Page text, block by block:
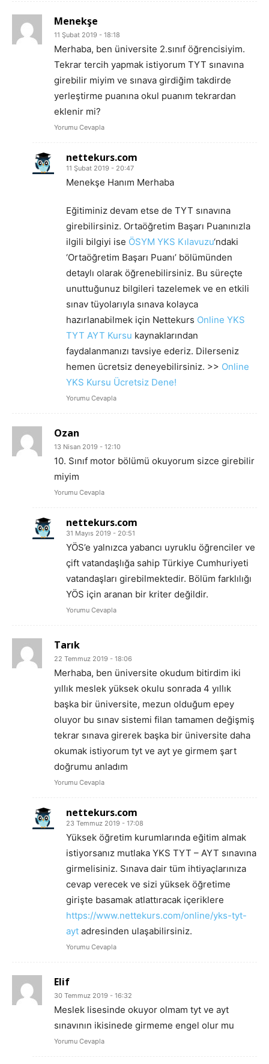
Menekşe
11 Şubat 2019 - 18:18
Merhaba, ben üniversite 2.sınıf öğrencisiyim.
Tekrar tercih yapmak istiyorum TYT sınavına
girebilir miyim ve sınava girdiğim takdirde
yerleştirme puanına okul puanım tekrardan
eklenir mi?
Yorumu Cevapla
nettekurs.com
11 Şubat 2019 - 20:47
Menekşe Hanım Merhaba
Eğitiminiz devam etse de TYT sınavına
girebilirsiniz. Ortaöğretim Başarı Puanınızla
ilgili bilgiyi ise ÖSYM YKS Kılavuzu‘ndaki
‘Ortaöğretim Başarı Puanı’ bölümünden
detaylı olarak öğrenebilirsiniz. Bu süreçte
unuttuğunuz bilgileri tazelemek ve en etkili
sınav tüyolarıyla sınava kolayca
hazırlanabilmek için Nettekurs Online YKS
TYT AYT Kursu kaynaklarından
faydalanmanızı tavsiye ederiz. Dilerseniz
hemen ücretsiz deneyebilirsiniz. >> Online
YKS Kursu Ücretsiz Dene!
Yorumu Cevapla
Ozan
13 Nisan 2019 - 12:10
10. Sınıf motor bölümü okuyorum sizce girebilir
miyim
Yorumu Cevapla
nettekurs.com
31 Mayıs 2019 - 20:51
YÖS’e yalnızca yabancı uyruklu öğrenciler ve
çift vatandaşlığa sahip Türkiye Cumhuriyeti
vatandaşları girebilmektedir. Bölüm farklılığı
YÖS için aranan bir kriter değildir.
Yorumu Cevapla
Tarık
22 Temmuz 2019 - 18:06
Merhaba, ben üniversite okudum bitirdim iki
yıllık meslek yüksek okulu sonrada 4 yıllık
başka bir üniversite, mezun olduğum epey
oluyor bu sınav sistemi filan tamamen değişmiş
tekrar sınava girerek başka bir üniversite daha
okumak istiyorum tyt ve ayt ye girmem şart
doğrumu anladım
Yorumu Cevapla
nettekurs.com
23 Temmuz 2019 - 17:08
Yüksek öğretim kurumlarında eğitim almak
istiyorsanız mutlaka YKS TYT – AYT sınavına
girmelisiniz. Sınava dair tüm ihtiyaçlarınıza
cevap verecek ve sizi yüksek öğretime
girişte basamak atlattıracak içeriklere
https://www.nettekurs.com/online/yks-tyt-
ayt adresinden ulaşabilirsiniz.
Yorumu Cevapla
Elif
30 Temmuz 2019 - 16:32
Meslek lisesinde okuyor olmam tyt ve ayt
sınavının ikisinede girmeme engel olur mu
Yorumu Cevapla